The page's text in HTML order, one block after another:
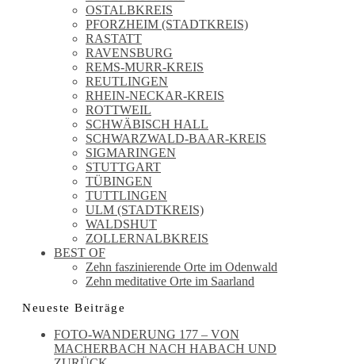
OSTALBKREIS
PFORZHEIM (STADTKREIS)
RASTATT
RAVENSBURG
REMS-MURR-KREIS
REUTLINGEN
RHEIN-NECKAR-KREIS
ROTTWEIL
SCHWÄBISCH HALL
SCHWARZWALD-BAAR-KREIS
SIGMARINGEN
STUTTGART
TÜBINGEN
TUTTLINGEN
ULM (STADTKREIS)
WALDSHUT
ZOLLERNALBKREIS
BEST OF
Zehn faszinierende Orte im Odenwald
Zehn meditative Orte im Saarland
Neueste Beiträge
FOTO-WANDERUNG 177 – VON
MACHERBACH NACH HABACH UND